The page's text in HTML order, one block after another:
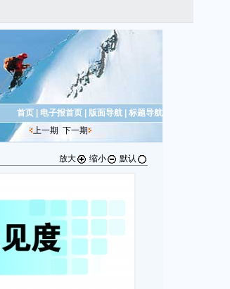
首页 电子报首页 版面导航
标题导航
上一期 下一期
放大 缩小 默认